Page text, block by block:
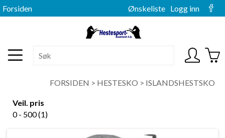
Forsiden Ønskeliste Logg inn
FORSIDEN > HESTESKO > ISLANDSHESTSKO
Veil. pris
0 - 500 (1)